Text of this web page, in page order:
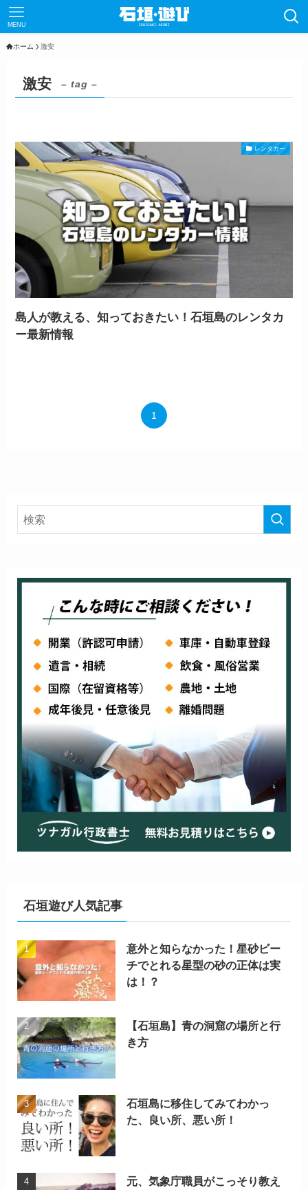
MENU
ホーム 激安
激安 – tag –
レンタカー
島人が教える、知っておきたい！石垣島のレンタカ
ー最新情報
1
石垣遊び人気記事
意外と知らなかった！星砂ビー
チでとれる星型の砂の正体は実
は！？
【石垣島】青の洞窟の場所と行
き方
石垣島に移住してみてわかっ
た、良い所、悪い所！
元、気象庁職員がこっそり教え